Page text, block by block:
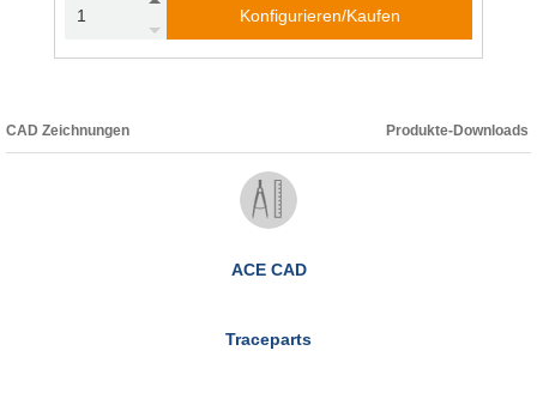
Konfigurieren/Kaufen
CAD Zeichnungen Produkte-Downloads
ACE CAD
Traceparts